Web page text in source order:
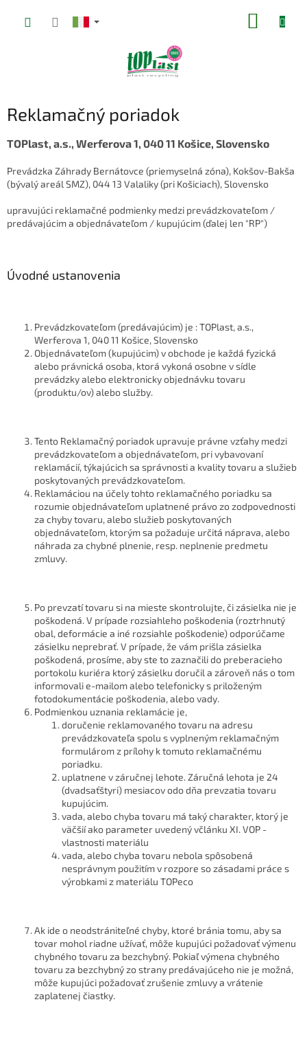
Reklamačný poriadok
TOPlast, a.s., Werferova 1, 040 11 Košice, Slovensko
Prevádzka Záhrady Bernátovce (priemyselná zóna), Kokšov-Bakša
(bývalý areál SMZ), 044 13 Valaliky (pri Košiciach), Slovensko
upravujúci reklamačné podmienky medzi prevádzkovateľom /
predávajúcim a objednávateľom / kupujúcim (ďalej len "RP")
Úvodné ustanovenia
Prevádzkovateľom (predávajúcim) je : TOPlast, a.s.,
Werferova 1, 040 11 Košice, Slovensko
Objednávateľom (kupujúcim) v obchode je každá fyzická
alebo právnická osoba, ktorá vykoná osobne v sídle
prevádzky alebo elektronicky objednávku tovaru
(produktu/ov) alebo služby.
Tento Reklamačný poriadok upravuje právne vzťahy medzi
prevádzkovateľom a objednávateľom, pri vybavovaní
reklamácií, týkajúcich sa správnosti a kvality tovaru a služieb
poskytovaných prevádzkovateľom.
Reklamáciou na účely tohto reklamačného poriadku sa
rozumie objednávateľom uplatnené právo zo zodpovednosti
za chyby tovaru, alebo služieb poskytovaných
objednávateľom, ktorým sa požaduje určitá náprava, alebo
náhrada za chybné plnenie, resp. neplnenie predmetu
zmluvy.
Po prevzatí tovaru si na mieste skontrolujte, či zásielka nie je
poškodená. V prípade rozsiahleho poškodenia (roztrhnutý
obal, deformácie a iné rozsiahle poškodenie) odporúčame
zásielku neprebrať. V prípade, že vám prišla zásielka
poškodená, prosíme, aby ste to zaznačili do preberacieho
portokolu kuriéra ktorý zásielku doručil a zároveň nás o tom
informovali e-mailom alebo telefonicky s priloženým
fotodokumentácie poškodenia, alebo vady.
Podmienkou uznania reklamácie je,
doručenie reklamovaného tovaru na adresu
prevádzkovateľa spolu s vyplneným reklamačným
formulárom z prílohy k tomuto reklamačnému
poriadku.
uplatnene v záručnej lehote. Záručná lehota je 24
(dvadsaťštyri) mesiacov odo dňa prevzatia tovaru
kupujúcim.
vada, alebo chyba tovaru má taký charakter, ktorý je
väčšií ako parameter uvedený včlánku XI. VOP -
vlastnosti materiálu
vada, alebo chyba tovaru nebola spôsobená
nesprávnym použitím v rozpore so zásadami práce s
výrobkami z materiálu TOPeco
Ak ide o neodstrániteľné chyby, ktoré bránia tomu, aby sa
tovar mohol riadne užívať, môže kupujúci požadovať výmenu
chybného tovaru za bezchybný. Pokiaľ výmena chybného
tovaru za bezchybný zo strany predávajúceho nie je možná,
môže kupujúci požadovať zrušenie zmluvy a vrátenie
zaplatenej čiastky.